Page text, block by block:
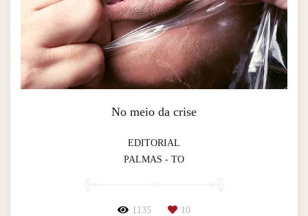
No meio da crise
EDITORIAL
PALMAS - TO
1135 10